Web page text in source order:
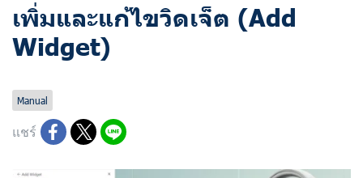
เพิ่มและแก้ไขวิดเจ็ต (Add
Widget)
Manual
แชร์